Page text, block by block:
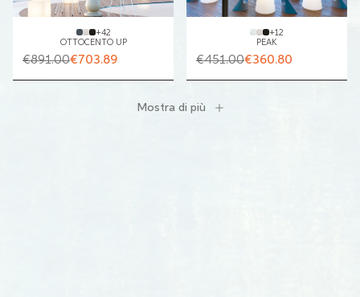
OTTOCENTO UP
€891.00€703.89
+42
PEAK
€451.00€360.80
+12
Mostra di più